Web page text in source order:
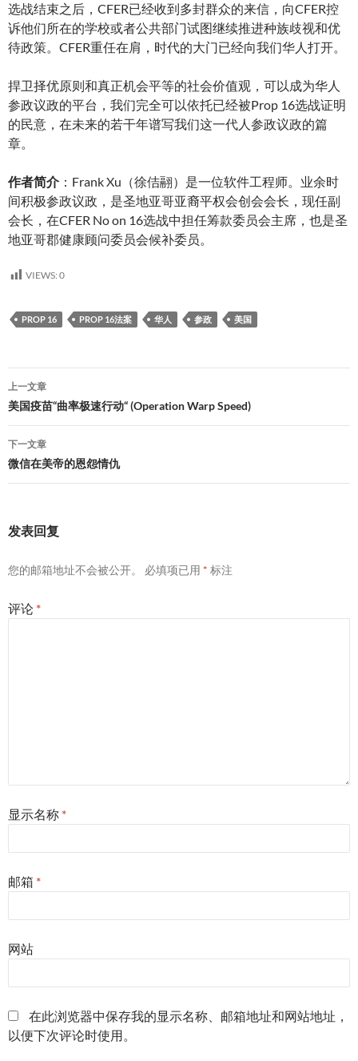
选战结束之后，CFER已经收到多封群众的来信，向CFER控
诉他们所在的学校或者公共部门试图继续推进种族歧视和优
待政策。CFER重任在肩，时代的大门已经向我们华人打开。
捍卫择优原则和真正机会平等的社会价值观，可以成为华人
参政议政的平台，我们完全可以依托已经被Prop 16选战证明
的民意，在未来的若干年谱写我们这一代人参政议政的篇
章。
作者简介：Frank Xu（徐佶翮）是一位软件工程师。业余时
间积极参政议政，是圣地亚哥亚裔平权会创会会长，现任副
会长，在CFER No on 16选战中担任筹款委员会主席，也是圣
地亚哥郡健康顾问委员会候补委员。
VIEWS: 0
PROP 16 PROP 16法案 华人 参政 美国
文
章
导
航
上一文章
美国疫苗“曲率极速行动“ (Operation Warp Speed)
下一文章
微信在美帝的恩怨情仇
发表回复
您的邮箱地址不会被公开。 必填项已用 * 标注
评论 *
显示名称 *
邮箱 *
网站
在此浏览器中保存我的显示名称、邮箱地址和网站地址，
以便下次评论时使用。